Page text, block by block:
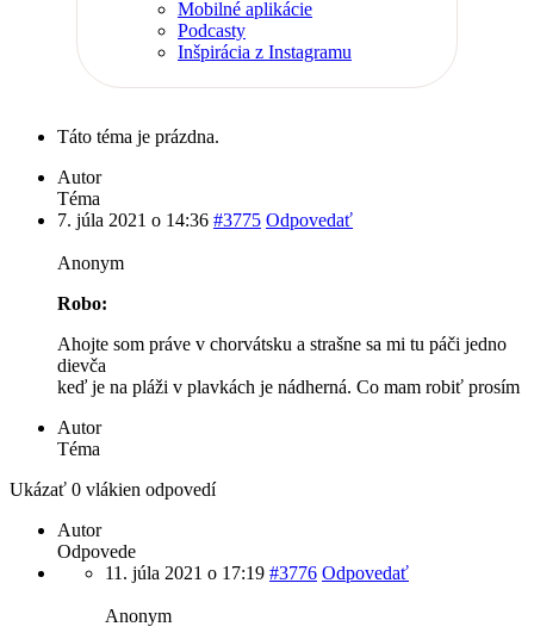
Mobilné aplikácie
Podcasty
Inšpirácia z Instagramu
Táto téma je prázdna.
Autor
Téma
7. júla 2021 o 14:36 #3775 Odpovedať
Anonym
Robo:
Ahojte som práve v chorvátsku a strašne sa mi tu páči jedno
dievča
keď je na pláži v plavkách je nádherná. Co mam robiť prosím
Autor
Téma
Ukázať 0 vlákien odpovedí
Autor
Odpovede
11. júla 2021 o 17:19 #3776 Odpovedať
Anonym